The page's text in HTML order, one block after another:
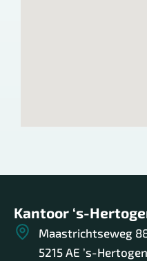
Kantoor ‘s-
Maastrichtseweg
5215 AE ’s-